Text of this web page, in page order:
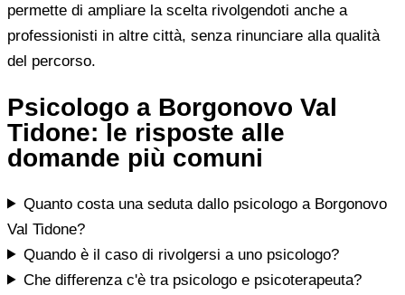
permette di ampliare la scelta rivolgendoti anche a
professionisti in altre città, senza rinunciare alla qualità
del percorso.
Psicologo a Borgonovo Val
Tidone: le risposte alle
domande più comuni
Quanto costa una seduta dallo psicologo a Borgonovo
Val Tidone?
Quando è il caso di rivolgersi a uno psicologo?
Che differenza c'è tra psicologo e psicoterapeuta?